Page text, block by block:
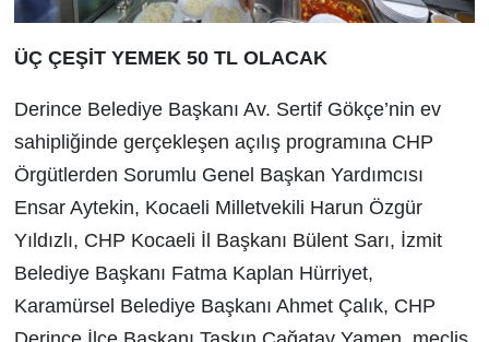
ÜÇ ÇEŞİT YEMEK 50 TL OLACAK
Derince Belediye Başkanı Av. Sertif Gökçe’nin ev
sahipliğinde gerçekleşen açılış programına CHP
Örgütlerden Sorumlu Genel Başkan Yardımcısı
Ensar Aytekin, Kocaeli Milletvekili Harun Özgür
Yıldızlı, CHP Kocaeli İl Başkanı Bülent Sarı, İzmit
Belediye Başkanı Fatma Kaplan Hürriyet,
Karamürsel Belediye Başkanı Ahmet Çalık, CHP